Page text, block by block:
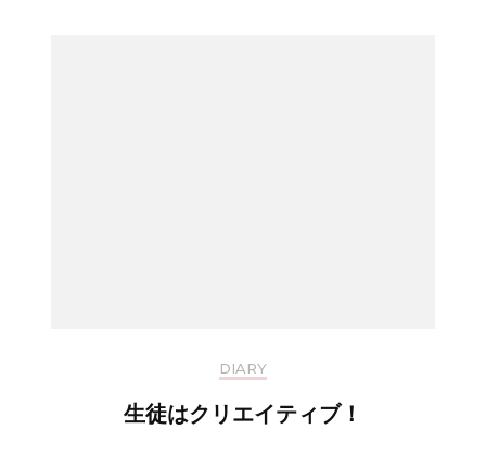
DIARY
生徒はクリエイティブ！